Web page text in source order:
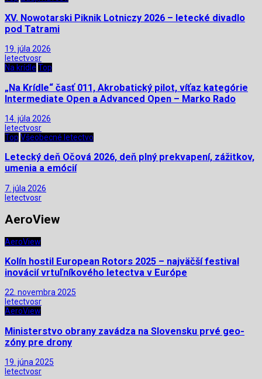
XV. Nowotarski Piknik Lotniczy 2026 – letecké divadlo
pod Tatrami
19. júla 2026
letectvosr
Na krídle Top
„Na Krídle“ časť 011, Akrobatický pilot, víťaz kategórie
Intermediate Open a Advanced Open – Marko Rado
14. júla 2026
letectvosr
Top Všeobecné letectvo
Letecký deň Očová 2026, deň plný prekvapení, zážitkov,
umenia a emócií
7. júla 2026
letectvosr
AeroView
AeroView
Kolín hostil European Rotors 2025 – najväčší festival
inovácií vrtuľníkového letectva v Európe
22. novembra 2025
letectvosr
AeroView
Ministerstvo obrany zavádza na Slovensku prvé geo-
zóny pre drony
19. júna 2025
letectvosr